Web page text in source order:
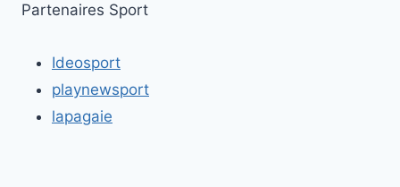
Partenaires Sport
Ideosport
playnewsport
lapagaie